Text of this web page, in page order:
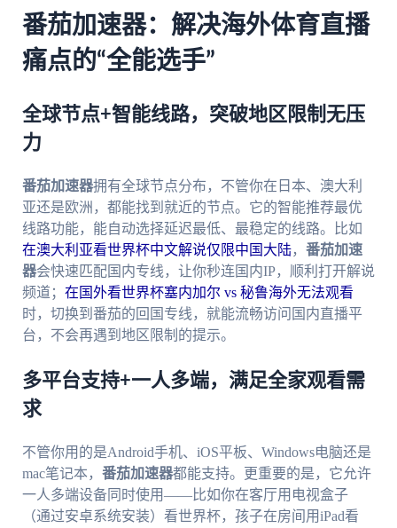
番茄加速器：解决海外体育直播
痛点的“全能选手”
全球节点+智能线路，突破地区限制无压
力
番茄加速器拥有全球节点分布，不管你在日本、澳大利
亚还是欧洲，都能找到就近的节点。它的智能推荐最优
线路功能，能自动选择延迟最低、最稳定的线路。比如
在澳大利亚看世界杯中文解说仅限中国大陆， 番茄加速
器会快速匹配国内专线，让你秒连国内IP，顺利打开解说
频道； 在国外看世界杯塞内加尔 vs 秘鲁海外无法观看
时，切换到番茄的回国专线，就能流畅访问国内直播平
台，不会再遇到地区限制的提示。
多平台支持+一人多端，满足全家观看需
求
不管你用的是Android手机、iOS平板、Windows电脑还是
mac笔记本， 番茄加速器都能支持。更重要的是，它允许
一人多端设备同时使用——比如你在客厅用电视盒子
（通过安卓系统安装）看世界杯，孩子在房间用iPad看